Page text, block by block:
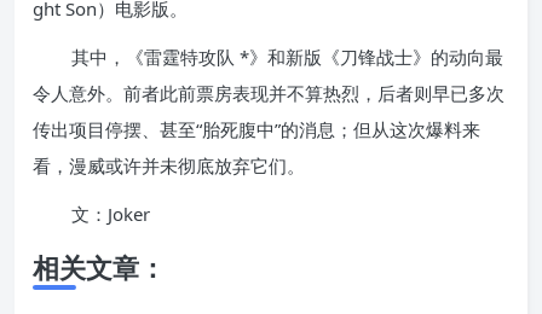
ght Son）电影版。
其中，《雷霆特攻队 *》和新版《刀锋战士》的动向最
令人意外。前者此前票房表现并不算热烈，后者则早已多次
传出项目停摆、甚至“胎死腹中”的消息；但从这次爆料来
看，漫威或许并未彻底放弃它们。
文：Joker
相关文章：